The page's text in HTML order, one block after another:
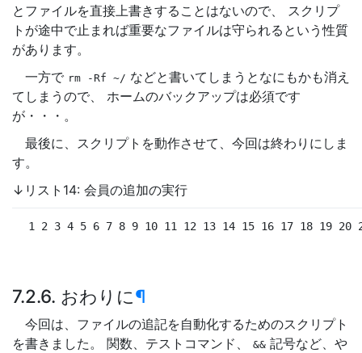
とファイルを直接上書きすることはないので、 スクリプ
トが途中で止まれば重要なファイルは守られるという性質
があります。
一方で rm -Rf ~/ などと書いてしまうとなにもかも消え
てしまうので、 ホームのバックアップは必須です
が・・・。
最後に、スクリプトを動作させて、今回は終わりにしま
す。
↓リスト14: 会員の追加の実行
1 2 3 4 5 6 7 8 9 10 11 12 13 14 15 16 17 18 19 20
7.2.6. おわりに¶
今回は、ファイルの追記を自動化するためのスクリプト
を書きました。 関数、テストコマンド、
&& 記号など、や